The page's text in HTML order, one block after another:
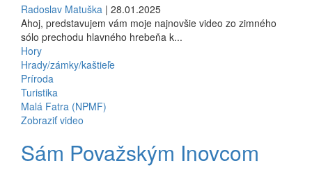
Radoslav Matuška | 28.01.2025
Ahoj, predstavujem vám moje najnovšie video zo zimného
sólo prechodu hlavného hrebeňa k...
Hory
Hrady/zámky/kaštieľe
Príroda
Turistika
Malá Fatra (NPMF)
Zobraziť video
Sám Považským Inovcom